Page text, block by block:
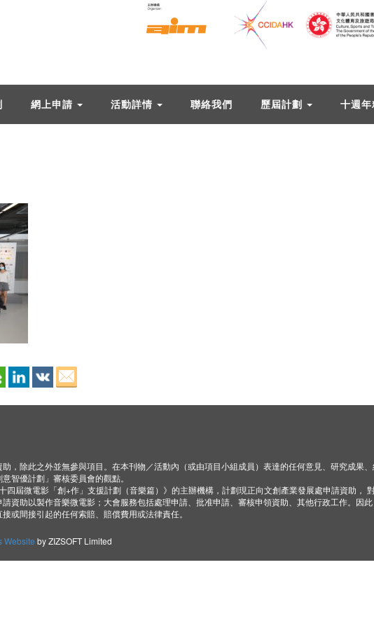
網上申請 活動詳情 聯絡我們 歷屆計劃 十週
，除此之外並無參與項目。在本刊物／活動內（或由項目小組成員）表達的任何意見、研究成果
智優計劃」審核委員會的觀點。
四屆微電影「創+作」支援計劃（音樂篇）》的主辦機構，計劃現正向文創產業發展處申請資助，
資助以製作音樂微電影；大會服務包括處理申請、批准申請、審核申領資助、其他行政工作。因
或間接引起的任何索賠、賠償費用或法律責任。
Website by ZIZSOFT Limited